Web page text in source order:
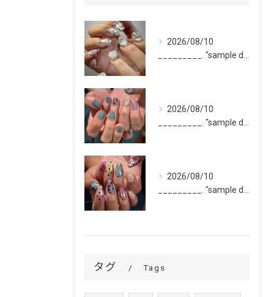
2026/08/10
2026/08/10
2026/08/10
タグ Tags